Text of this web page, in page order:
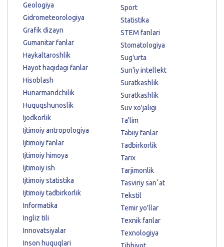
Geologiya
Gidrometeorologiya
Grafik dizayn
Gumanitar fanlar
Haykaltaroshlik
Hayot haqidagi fanlar
Hisoblash
Hunarmandchilik
Huquqshunoslik
Ijodkorlik
Ijtimoiy antropologiya
Ijtimoiy fanlar
Ijtimoiy himoya
Ijtimoiy ish
Ijtimoiy statistika
Ijtimoiy tadbirkorlik
Informatika
Ingliz tili
Innovatsiyalar
Inson huquqlari
Sport
Statistika
STEM fanlari
Stomatologiya
Sug'urta
Sun'iy intellekt
Suratkashlik
Suratkashlik
Suv xo'jaligi
Ta'lim
Tabiiy fanlar
Tadbirkorlik
Tarix
Tarjimonlik
Tasviriy sanʼat
Tekstil
Temir yo'llar
Texnik fanlar
Texnologiya